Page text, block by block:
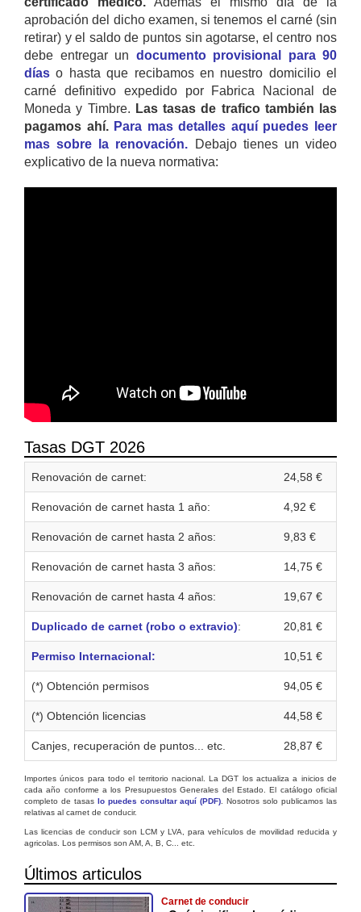
aprobación del dicho examen, si tenemos el carné (sin
retirar) y el saldo de puntos sin agotarse, el centro nos
debe entregar un documento provisional para 90
días o hasta que recibamos en nuestro domicilio el
carné definitivo expedido por Fabrica Nacional de
Moneda y Timbre. Las tasas de trafico también las
pagamos ahí. Para mas detalles aquí puedes leer
mas sobre la renovación. Debajo tienes un video
explicativo de la nueva normativa:
Tasas DGT 2026
Renovación de carnet: 24,58 €
Renovación de carnet hasta 1 año: 4,92 €
Renovación de carnet hasta 2 años: 9,83 €
Renovación de carnet hasta 3 años: 14,75 €
Renovación de carnet hasta 4 años: 19,67 €
Duplicado de carnet (robo o extravio): 20,81 €
Permiso Internacional: 10,51 €
(*) Obtención permisos 94,05 €
(*) Obtención licencias 44,58 €
Canjes, recuperación de puntos... etc. 28,87 €
Importes únicos para todo el territorio nacional. La DGT los actualiza a inicios de
cada año conforme a los Presupuestos Generales del Estado. El catálogo oficial
completo de tasas lo puedes consultar aquí (PDF) . Nosotros solo publicamos las
relativas al carnet de conducir.
Las licencias de conducir son LCM y LVA, para vehículos de movilidad reducida y
agricolas. Los permisos son AM, A, B, C... etc.
Últimos articulos
Carnet de conducir